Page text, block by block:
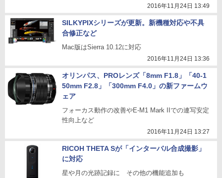
2016年11月24日 13:49
SILKYPIXシリーズが更新。新機種対応や不具
合修正など
Mac版はSierra 10.12に対応
2016年11月24日 13:36
オリンパス、PROレンズ「8mm F1.8」「40-1
50mm F2.8」「300mm F4.0」の新ファームウ
ェア
フォーカス動作の改善やE-M1 Mark IIでの連写安定
性向上など
2016年11月24日 13:27
RICOH THETA Sが「インターバル合成撮影」
に対応
星や月の光跡記録に その他の機能追加も